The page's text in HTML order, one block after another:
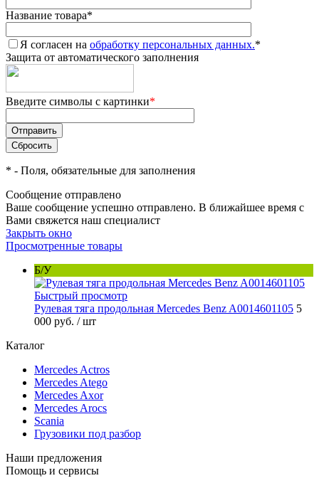
Название товара*
Я согласен на обработку персональных данных.*
Защита от автоматического заполнения
Введите символы с картинки*
* - Поля, обязательные для заполнения
Сообщение отправлено
Ваше сообщение успешно отправлено. В ближайшее время с
Вами свяжется наш специалист
Закрыть окно
Просмотренные товары
Б/У
Быстрый просмотр
Рулевая тяга продольная Mercedes Benz A0014601105 5
000 руб. / шт
Каталог
Mercedes Actros
Mercedes Atego
Mercedes Axor
Mercedes Arocs
Scania
Грузовики под разбор
Наши предложения
Помощь и сервисы